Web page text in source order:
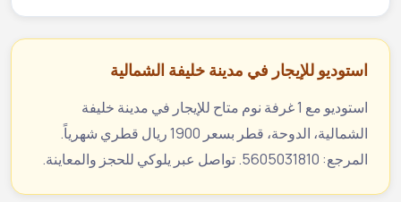
استوديو للإيجار في مدينة خليفة الشمالية
استوديو مع 1 غرفة نوم متاح للإيجار في مدينة خليفة
الشمالية، الدوحة، قطر بسعر 1900 ريال قطري شهرياً.
المرجع: 5605031810. تواصل عبر يلوكي للحجز والمعاينة.